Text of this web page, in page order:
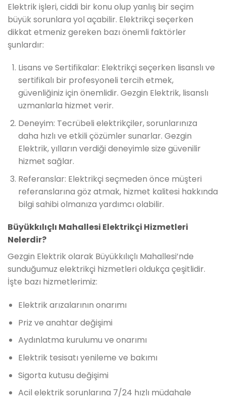
Elektrik işleri, ciddi bir konu olup yanlış bir seçim
büyük sorunlara yol açabilir. Elektrikçi seçerken
dikkat etmeniz gereken bazı önemli faktörler
şunlardır:
Lisans ve Sertifikalar: Elektrikçi seçerken lisanslı ve
sertifikalı bir profesyoneli tercih etmek,
güvenliğiniz için önemlidir. Gezgin Elektrik, lisanslı
uzmanlarla hizmet verir.
Deneyim: Tecrübeli elektrikçiler, sorunlarınıza
daha hızlı ve etkili çözümler sunarlar. Gezgin
Elektrik, yılların verdiği deneyimle size güvenilir
hizmet sağlar.
Referanslar: Elektrikçi seçmeden önce müşteri
referanslarına göz atmak, hizmet kalitesi hakkında
bilgi sahibi olmanıza yardımcı olabilir.
Büyükkılıçlı Mahallesi Elektrikçi Hizmetleri
Nelerdir?
Gezgin Elektrik olarak Büyükkılıçlı Mahallesi’nde
sunduğumuz elektrikçi hizmetleri oldukça çeşitlidir.
İşte bazı hizmetlerimiz:
Elektrik arızalarının onarımı
Priz ve anahtar değişimi
Aydınlatma kurulumu ve onarımı
Elektrik tesisatı yenileme ve bakımı
Sigorta kutusu değişimi
Acil elektrik sorunlarına 7/24 hızlı müdahale